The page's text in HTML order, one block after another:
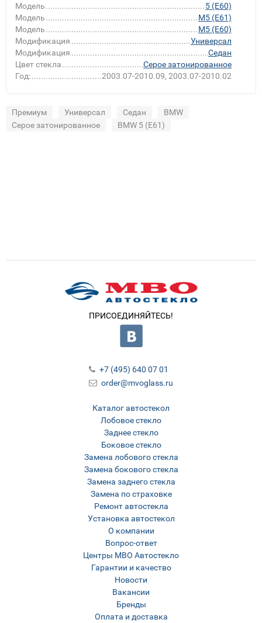
Модель
5 (E60)
Модель
M5 (E61)
Модель
M5 (E60)
Модификация
Универсал
Модификация
Седан
Цвет стекла
Серое затонированное
Год:
2003.07-2010.09, 2003.07-2010.02
Премиум Универсал Седан
BMW
Серое затонированное
BMW 5 (E61)
ПРИСОЕДИНЯЙТЕСЬ!
Каталог автостекол
Лобовое стекло
Заднее стекло
Боковое стекло
Замена лобового стекла
Замена бокового стекла
Замена заднего стекла
Замена по страховке
Ремонт автостекла
Установка автостекол
О компании
Вопрос-ответ
Центры МВО Автостекло
Гарантии и качество
Новости
Вакансии
Бренды
Оплата и доставка
+7 (495) 640 07 01
order@mvoglass.ru